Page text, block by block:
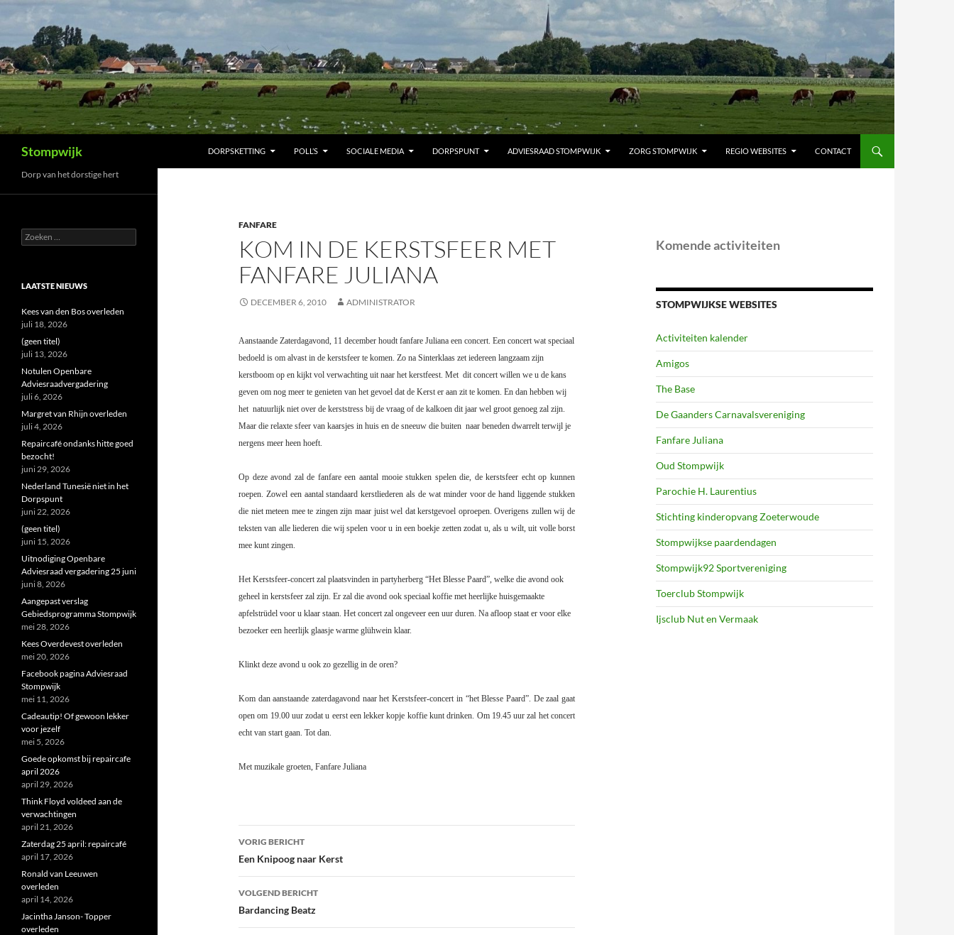
naar
inhoud
Stompwijk DORPSKETTING POLL’S SOCIALE MEDIA DORPSPUNT ADVIESRAAD STOMPWIJK ZORG STOMPWIJK REGIO WEBSITES CONTACT
FANFARE
KOM IN DE KERSTSFEER MET
FANFARE JULIANA
DECEMBER 6, 2010 ADMINISTRATOR
Aanstaande Zaterdagavond, 11 december houdt fanfare Juliana een concert. Een concert wat speciaal
bedoeld is om alvast in de kerstsfeer te komen. Zo na Sinterklaas zet iedereen langzaam zijn
kerstboom op en kijkt vol verwachting uit naar het kerstfeest. Met dit concert willen we u de kans
geven om nog meer te genieten van het gevoel dat de Kerst er aan zit te komen. En dan hebben wij
het natuurlijk niet over de kerststress bij de vraag of de kalkoen dit jaar wel groot genoeg zal zijn.
Maar die relaxte sfeer van kaarsjes in huis en de sneeuw die buiten naar beneden dwarrelt terwijl je
nergens meer heen hoeft.
Op deze avond zal de fanfare een aantal mooie stukken spelen die, de kerstsfeer echt op kunnen
roepen. Zowel een aantal standaard kerstliederen als de wat minder voor de hand liggende stukken
die niet meteen mee te zingen zijn maar juist wel dat kerstgevoel oproepen. Overigens zullen wij de
teksten van alle liederen die wij spelen voor u in een boekje zetten zodat u, als u wilt, uit volle borst
mee kunt zingen.
Het Kerstsfeer-concert zal plaatsvinden in partyherberg “Het Blesse Paard”, welke die avond ook
geheel in kerstsfeer zal zijn. Er zal die avond ook speciaal koffie met heerlijke huisgemaakte
apfelstrüdel voor u klaar staan. Het concert zal ongeveer een uur duren. Na afloop staat er voor elke
bezoeker een heerlijk glaasje warme glühwein klaar.
Klinkt deze avond u ook zo gezellig in de oren?
Kom dan aanstaande zaterdagavond naar het Kerstsfeer-concert in “het Blesse Paard”. De zaal gaat
open om 19.00 uur zodat u eerst een lekker kopje koffie kunt drinken. Om 19.45 uur zal het concert
echt van start gaan. Tot dan.
Met muzikale groeten, Fanfare Juliana
Bericht
navigatie
VORIG BERICHT
Een Knipoog naar Kerst
VOLGEND BERICHT
Bardancing Beatz
Komende activiteiten
STOMPWIJKSE WEBSITES
Activiteiten kalender
Amigos
The Base
De Gaanders Carnavalsvereniging
Fanfare Juliana
Oud Stompwijk
Parochie H. Laurentius
Stichting kinderopvang Zoeterwoude
Stompwijkse paardendagen
Stompwijk92 Sportvereniging
Toerclub Stompwijk
Ijsclub Nut en Vermaak
Dorp van het dorstige hert
Zoeken
naar:
LAATSTE NIEUWS
Kees van den Bos overleden
juli 18, 2026
(geen titel)
juli 13, 2026
Notulen Openbare
Adviesraadvergadering
juli 6, 2026
Margret van Rhijn overleden
juli 4, 2026
Repaircafé ondanks hitte goed
bezocht!
juni 29, 2026
Nederland Tunesië niet in het
Dorpspunt
juni 22, 2026
(geen titel)
juni 15, 2026
Uitnodiging Openbare
Adviesraad vergadering 25 juni
juni 8, 2026
Aangepast verslag
Gebiedsprogramma Stompwijk
mei 28, 2026
Kees Overdevest overleden
mei 20, 2026
Facebook pagina Adviesraad
Stompwijk
mei 11, 2026
Cadeautip! Of gewoon lekker
voor jezelf
mei 5, 2026
Goede opkomst bij repaircafe
april 2026
april 29, 2026
Think Floyd voldeed aan de
verwachtingen
april 21, 2026
Zaterdag 25 april: repaircafé
april 17, 2026
Ronald van Leeuwen
overleden
april 14, 2026
Jacintha Janson- Topper
overleden